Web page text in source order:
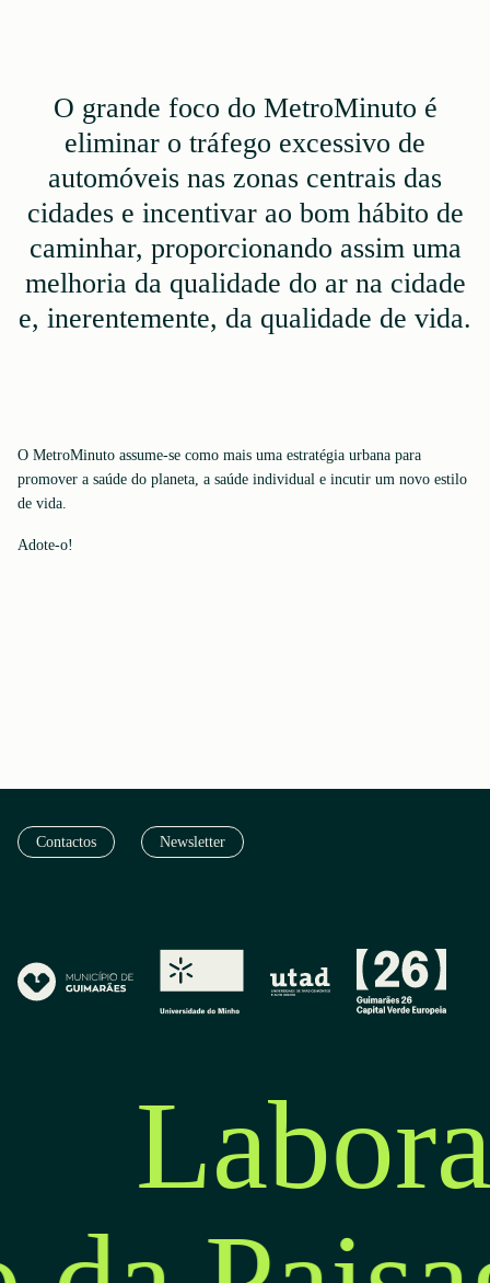
O grande foco do MetroMinuto é
eliminar o tráfego excessivo de
automóveis nas zonas centrais das
cidades e incentivar ao bom hábito de
caminhar, proporcionando assim uma
melhoria da qualidade do ar na cidade
e, inerentemente, da qualidade de vida.
O MetroMinuto assume-se como mais uma estratégia urbana para
promover a saúde do planeta, a saúde individual e incutir um novo estilo
de vida.
Adote-o!
Contactos Newsletter